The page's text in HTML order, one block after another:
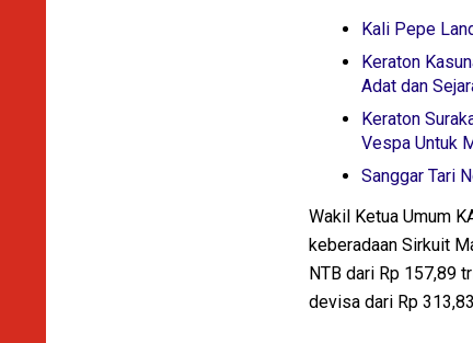
Kali Pepe
Keraton
Adat dan
Keraton
Vespa Untuk
Sanggar Tari
Wakil Ketua Umum
keberadaan Sirkuit
NTB dari Rp 157,89
devisa dari Rp